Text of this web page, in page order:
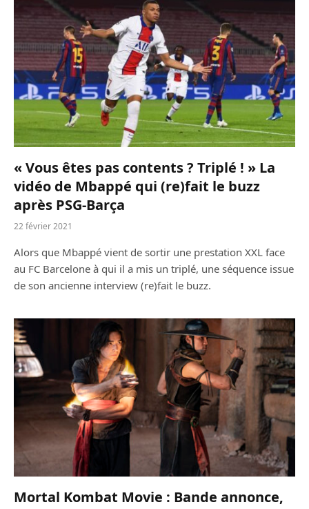
« Vous êtes pas contents ? Triplé ! » La
vidéo de Mbappé qui (re)fait le buzz
après PSG-Barça
22 février 2021
Alors que Mbappé vient de sortir une prestation XXL face
au FC Barcelone à qui il a mis un triplé, une séquence issue
de son ancienne interview (re)fait le buzz.
Mortal Kombat Movie : Bande annonce,